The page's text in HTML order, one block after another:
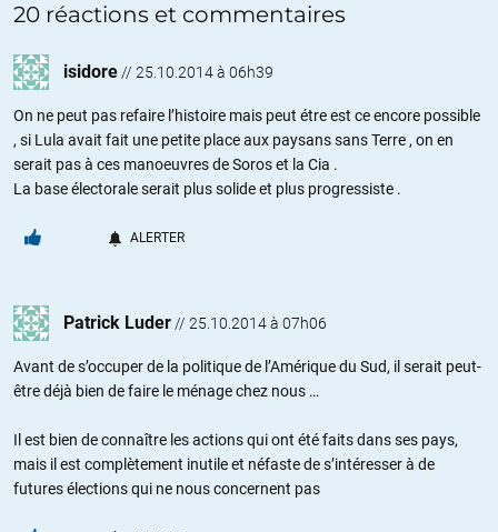
20 réactions et commentaires
isidore // 25.10.2014 à 06h39
On ne peut pas refaire l’histoire mais peut étre est ce encore possible
, si Lula avait fait une petite place aux paysans sans Terre , on en
serait pas à ces manoeuvres de Soros et la Cia .
La base électorale serait plus solide et plus progressiste .
ALERTER
Patrick Luder // 25.10.2014 à 07h06
Avant de s’occuper de la politique de l’Amérique du Sud, il serait peut-
être déjà bien de faire le ménage chez nous …
Il est bien de connaître les actions qui ont été faits dans ses pays,
mais il est complètement inutile et néfaste de s’intéresser à de
futures élections qui ne nous concernent pas